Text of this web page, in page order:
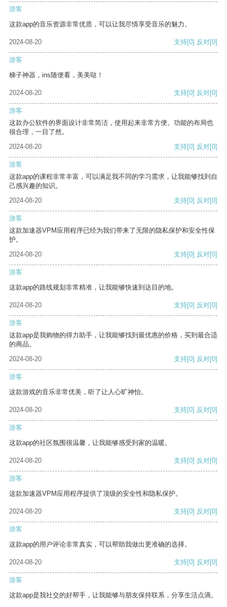
游客
这款app的音乐资源非常优质，可以让我尽情享受音乐的魅力。
2024-08-20 支持[0] 反对[0]
游客
梯子神器，ins随便看，美美哒！
2024-08-20 支持[0] 反对[0]
游客
这款办公软件的界面设计非常简洁，使用起来非常方便。功能的布局也
很合理，一目了然。
2024-08-20
支持[0] 反对[0]
游客
这款app的课程非常丰富，可以满足我不同的学习需求，让我能够找到自
己感兴趣的知识。
2024-08-20
支持[0] 反对[0]
游客
这款加速器VPM应用程序已经为我们带来了无限的隐私保护和安全性保
护。
2024-08-20
支持[0] 反对[0]
游客
这款app的路线规划非常精准，让我能够快速到达目的地。
2024-08-20 支持[0] 反对[0]
游客
这款app是我购物的得力助手，让我能够找到最优惠的价格，买到最合适
的商品。
2024-08-20
支持[0] 反对[0]
游客
这款游戏的音乐非常优美，听了让人心旷神怡。
2024-08-20 支持[0] 反对[0]
游客
这款app的社区氛围很温馨，让我能够感受到家的温暖。
2024-08-20 支持[0] 反对[0]
游客
这款加速器VPM应用程序提供了顶级的安全性和隐私保护。
2024-08-20 支持[0] 反对[0]
游客
这款app的用户评论非常真实，可以帮助我做出更准确的选择。
2024-08-20 支持[0] 反对[0]
游客
这款app是我社交的好帮手，让我能够与朋友保持联系，分享生活点滴。